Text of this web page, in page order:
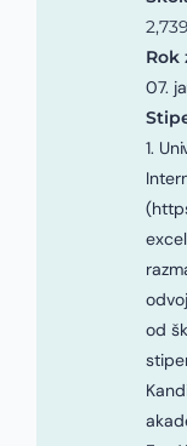
Rok
07.
1.
od